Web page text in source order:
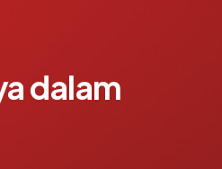
dalam